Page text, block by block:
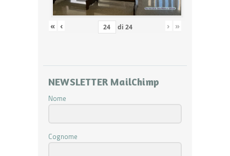
« ‹ di 24 › »
NEWSLETTER MailChimp
Nome
Cognome